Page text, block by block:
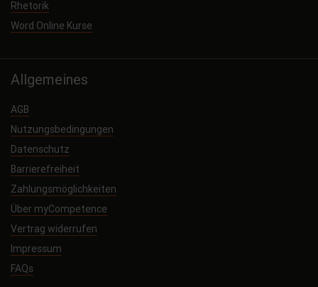
Rhetorik
Word Online Kurse
Allgemeines
AGB
Nutzungsbedingungen
Datenschutz
Barrierefreiheit
Zahlungsmöglichkeiten
Über myCompetence
Vertrag widerrufen
Impressum
FAQs